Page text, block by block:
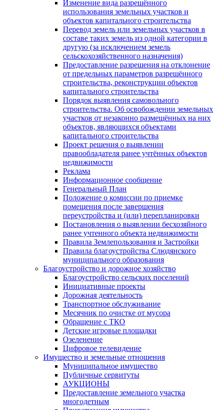
Изменение вида разрешённого
использования земельных участков и
объектов капитального строительства
Перевод земель или земельных участков в
составе таких земель из одной категории в
другую (за исключением земель
сельскохозяйственного назначения)
Предоставление разрешения на отклонение
от предельных параметров разрешённого
строительства, реконструкции объектов
капитального строительства
Порядок выявления самовольного
строительства. Об освобождении земельных
участков от незаконно размещённых на них
объектов, являющихся объектами
капитального строительства
Проект решения о выявлении
правообладателя ранее учтённых объектов
недвижимости
Реклама
Информационное сообщение
Генеральный План
Положение о комиссии по приемке
помещения после завершения
переустройства и (или) перепланировки
Постановления о выявлении бесхозяйного
ранее учтенного объекта недвижимости
Правила Землепользования и Застройки
Правила благоустройства Слюдянского
муниципального образования
Благоустройство и дорожное хозяйство
Благоустройство сельских поселений
Инициативные проекты
Дорожная деятельность
Транспортное обслуживание
Месячник по очистке от мусора
Обращение с ТКО
Детские игровые площадки
Озеленение
Цифровое телевидение
Имущество и земельные отношения
Муниципальное имущество
Публичные сервитуты
АУКЦИОНЫ
Предоставление земельного участка
многодетным